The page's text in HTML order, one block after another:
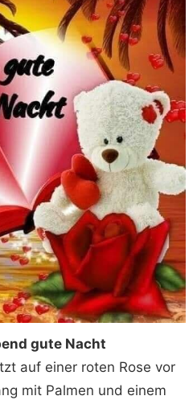
gute Nacht
auf einer roten Rose vor
mit Palmen und einem